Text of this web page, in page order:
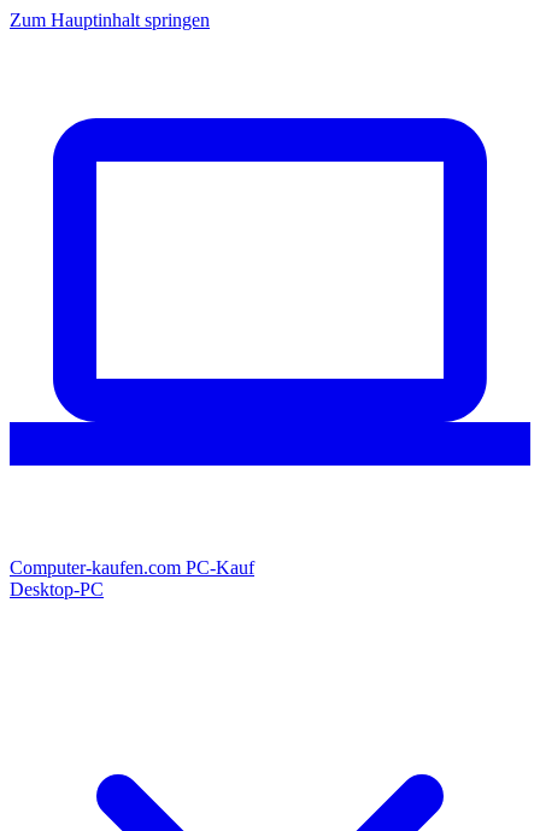
Zum Hauptinhalt springen
Computer-kaufen.com PC-Kauf
Desktop-PC